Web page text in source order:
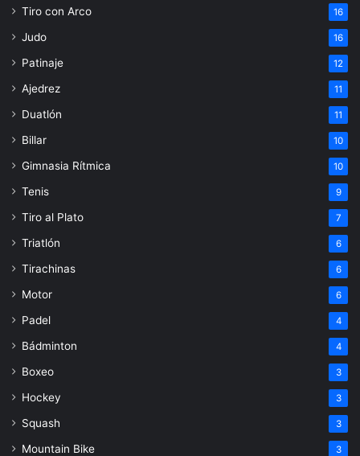
Tiro con Arco 16
Judo 16
Patinaje 12
Ajedrez 11
Duatlón 11
Billar 10
Gimnasia Rítmica 10
Tenis 9
Tiro al Plato 7
Triatlón 6
Tirachinas 6
Motor 6
Padel 4
Bádminton 4
Boxeo 3
Hockey 3
Squash 3
Mountain Bike 3